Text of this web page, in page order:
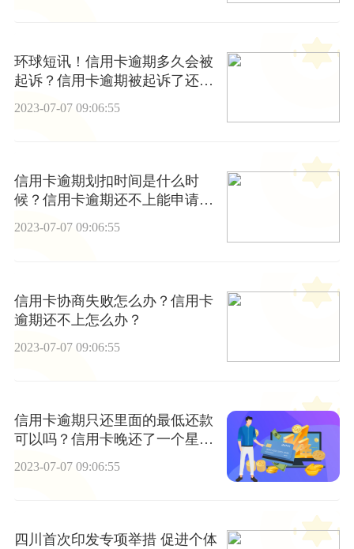
环球短讯！信用卡逾期多久会被
起诉？信用卡逾期被起诉了还能
2023-07-07 09:06:55
信用卡逾期划扣时间是什么时
候？信用卡逾期还不上能申请办
分期吗？
2023-07-07 09:06:55
信用卡协商失败怎么办？信用卡
逾期还不上怎么办？
2023-07-07 09:06:55
信用卡逾期只还里面的最低还款
可以吗？信用卡晚还了一个星期
2023-07-07 09:06:55
四川首次印发专项举措 促进个体